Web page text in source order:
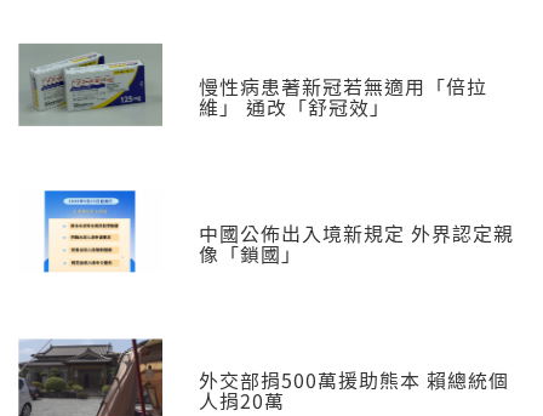
慢性病患著新冠若無適用「倍拉
維」 通改「舒冠效」
中國公佈出入境新規定 外界認定親
像「鎖國」
外交部捐500萬援助熊本 賴總統個
人捐20萬